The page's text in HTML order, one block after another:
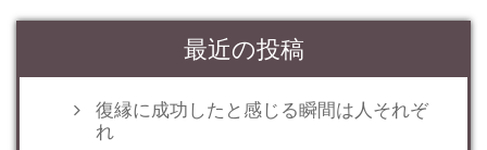
最近の投稿
復縁に成功したと感じる瞬間は人それぞ
れ